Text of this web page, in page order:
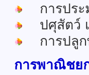
การประ
ปศุสัตว์ เ
การปลูก
การพาณิชย